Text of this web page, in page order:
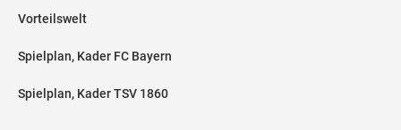
Vorteilswelt
Spielplan, Kader FC Bayern
Spielplan, Kader TSV 1860